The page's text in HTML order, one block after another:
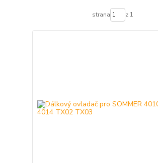
strana z 1